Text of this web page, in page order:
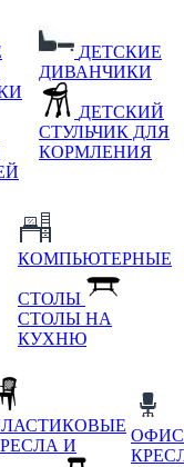
ДЕТСКИЕ
ДИВАНЧИКИ
ДЕТСКИЙ
СТУЛЬЧИК ДЛЯ
КОРМЛЕНИЯ
КОМПЬЮТЕРНЫЕ
СТОЛЫ
СТОЛЫ НА
КУХНЮ
И